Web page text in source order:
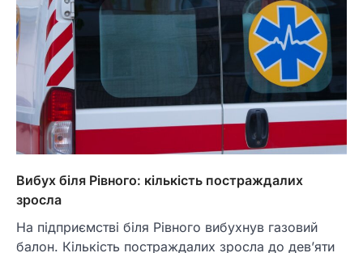
Вибух біля Рівного: кількість постраждалих
зросла
На підприємстві біля Рівного вибухнув газовий
балон. Кількість постраждалих зросла до дев’яти